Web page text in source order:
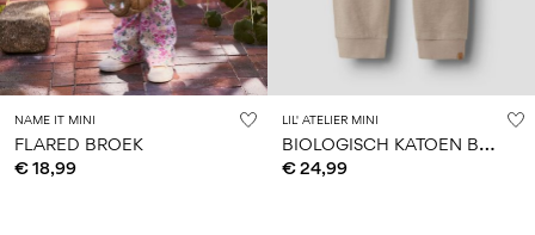
NAME IT MINI
FLARED BROEK
€ 18,99
LIL' ATELIER MINI
B
IOLOGISCH KATOEN BROEK
€ 24,99